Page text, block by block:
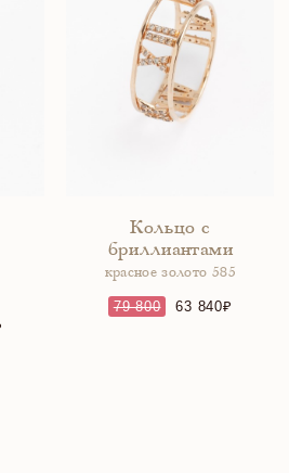
Кольцо с
бриллиантами
красное золото 585
79 800 63 840